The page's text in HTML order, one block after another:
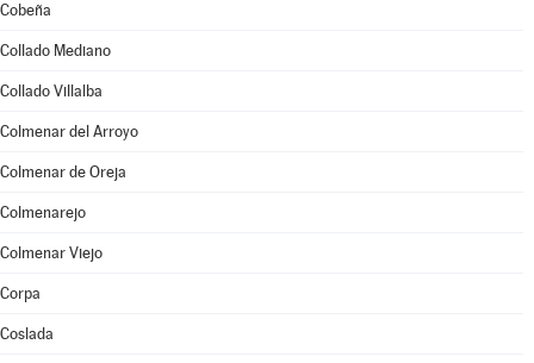
Cobeña
Collado Mediano
Collado Villalba
Colmenar del Arroyo
Colmenar de Oreja
Colmenarejo
Colmenar Viejo
Corpa
Coslada